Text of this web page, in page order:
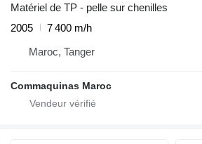
Matériel de TP - pelle sur chenilles
2005
7 400 m/h
Maroc, Tanger
Commaquinas Maroc